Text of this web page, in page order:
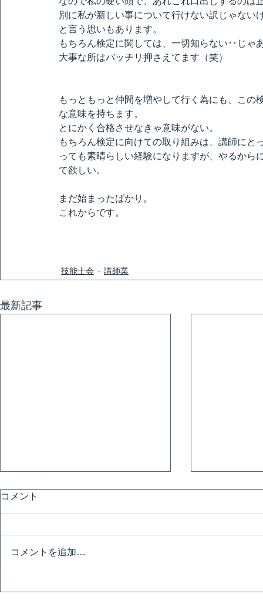
別に私が新しい事について行けない訳じゃない
と言う思いもあります。
もちろん検定に関しては、一切知らない･･じゃ
大事な所はバッチリ押さえてます（笑）
もっともっと仲間を増やして行く為にも、この
な意味を持ちます。
とにかく合格させなきゃ意味がない。
もちろん検定に向けての取り組みは、講師にと
っても素晴らしい経験になりますが、やるから
て欲しい。
まだ始まったばかり。
これからです。
技能士会 講師業
最新記事
コメント
コメントを追加…